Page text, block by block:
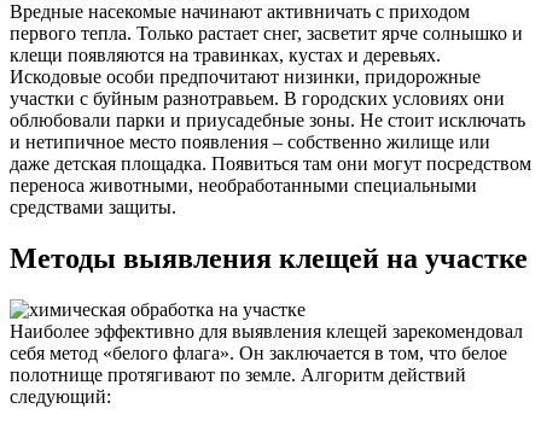
Вредные насекомые начинают активничать с приходом
первого тепла. Только растает снег, засветит ярче солнышко и
клещи появляются на травинках, кустах и деревьях.
Искодовые особи предпочитают низинки, придорожные
участки с буйным разнотравьем. В городских условиях они
облюбовали парки и приусадебные зоны. Не стоит исключать
и нетипичное место появления – собственно жилище или
даже детская площадка. Появиться там они могут посредством
переноса животными, необработанными специальными
средствами защиты.
Методы выявления клещей на участке
Наиболее эффективно для выявления клещей зарекомендовал
себя метод «белого флага». Он заключается в том, что белое
полотнище протягивают по земле. Алгоритм действий
следующий: